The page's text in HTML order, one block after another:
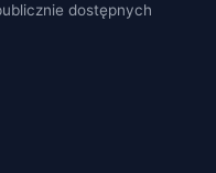
dostępnych